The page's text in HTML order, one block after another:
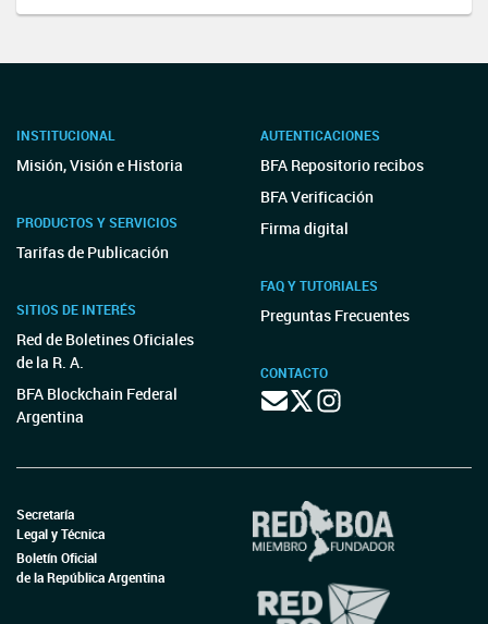
INSTITUCIONAL
Misión, Visión e Historia
PRODUCTOS Y SERVICIOS
Tarifas de Publicación
SITIOS DE INTERÉS
Red de Boletines Oficiales
de la R. A.
BFA Blockchain Federal
Argentina
AUTENTICACIONES
BFA Repositorio recibos
BFA Verificación
Firma digital
FAQ Y TUTORIALES
Preguntas Frecuentes
CONTACTO
Secretaría
Legal y Técnica
Boletín Oficial
de la República Argentina